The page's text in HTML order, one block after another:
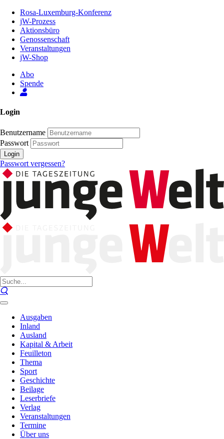
Inhalt
Seite
Rosa-Luxemburg-Konferenz
jW-Prozess
Aktionsbüro
Genossenschaft
Veranstaltungen
jW-Shop
Abo
Spende
Login
Benutzername
Passwort
Login
Passwort vergessen?
Ausgaben
Inland
Ausland
Kapital & Arbeit
Feuilleton
Thema
Sport
Geschichte
Beilage
Leserbriefe
Verlag
Veranstaltungen
Termine
Über uns